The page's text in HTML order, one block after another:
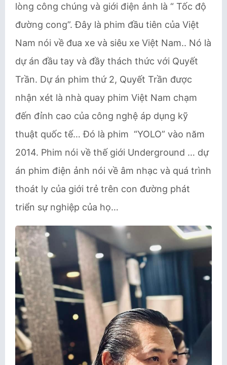
lòng công chúng và giới điện ảnh là “ Tốc độ
đường cong”. Đây là phim đầu tiên của Việt
Nam nói về đua xe và siêu xe Việt Nam.. Nó là
dự án đầu tay và đầy thách thức với Quyết
Trần. Dự án phim thứ 2, Quyết Trần được
nhận xét là nhà quay phim Việt Nam chạm
đến đỉnh cao của công nghệ áp dụng kỹ
thuật quốc tế… Đó là phim “YOLO” vào năm
2014. Phim nói về thế giới Underground … dự
án phim điện ảnh nói về âm nhạc và quá trình
thoát ly của giới trẻ trên con đường phát
triển sự nghiệp của họ…